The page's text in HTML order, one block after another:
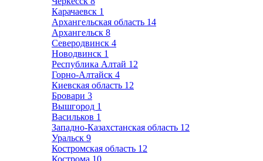
Карачаевск 1
Архангельская область 14
Архангельск 8
Северодвинск 4
Новодвинск 1
Республика Алтай 12
Горно-Алтайск 4
Киевская область 12
Бровари 3
Вышгород 1
Васильков 1
Западно-Казахстанская область 12
Уральск 9
Костромская область 12
Кострома 10